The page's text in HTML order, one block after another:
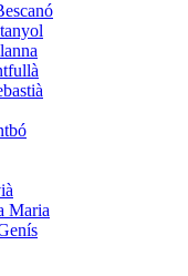
Maria